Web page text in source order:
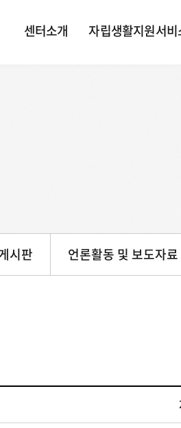
센터소개 자립생활지원서비
시판 언론활동 및 보도자료